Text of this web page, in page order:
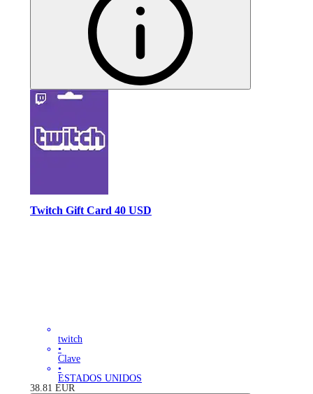
Twitch Gift Card 40 USD
twitch
•
Clave
•
ESTADOS UNIDOS
38.81 EUR